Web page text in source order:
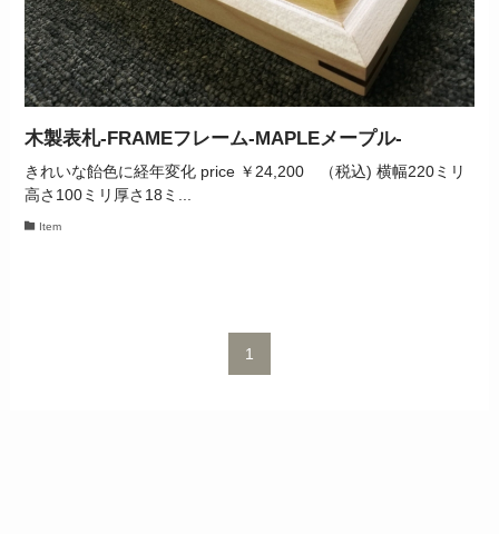
木製表札‐FRAMEフレーム‐MAPLEメープル-
きれいな飴色に経年変化 price ￥24,200 （税込) 横幅220ミリ
高さ100ミリ厚さ18ミ...
Item
1